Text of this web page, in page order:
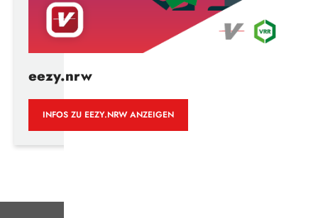
eezy.nrw
INFOS ZU EEZY.NRW ANZEIGEN